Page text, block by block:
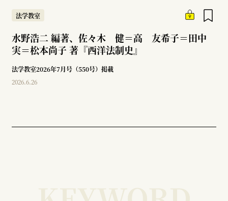
法学教室
水野浩二 編著、佐々木 健＝高 友希子＝田中
実＝松本尚子 著『西洋法制史』
法学教室2026年7月号（550号）掲載
2026.6.26